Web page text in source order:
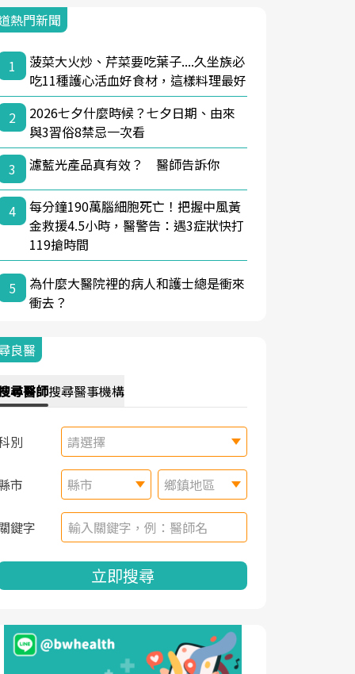
熱門新聞
1
菠菜大火炒、芹菜要吃葉子....久坐族必
吃11種護心活血好食材，這樣料理最好
2
2026七夕什麼時候？七夕日期、由來
與3習俗8禁忌一次看
3
濾藍光產品真有效？ 醫師告訴你
4
每分鐘190萬腦細胞死亡！把握中風黃
金救援4.5小時，醫警告：遇3症狀快打
119搶時間
5
為什麼大醫院裡的病人和護士總是衝來
衝去？
良醫
尋醫師搜尋醫事機構
別 請選擇
市 縣市 鄉鎮地區
鍵字
立即搜尋